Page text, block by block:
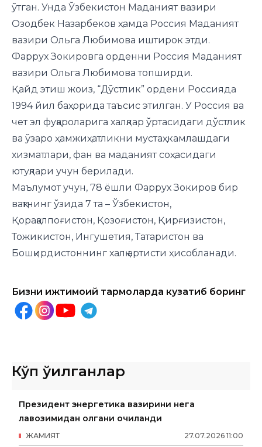
ўтган. Унда Ўзбекистон Маданият вазири
Озодбек Назарбеков ҳамда Россия Маданият
вазири Ольга Любимова иштирок этди.
Фаррух Зокировга орденни Россия Маданият
вазири Ольга Любимова топширди.
Қайд этиш жоиз, “Дўстлик” ордени Россияда
1994 йил баҳорида таъсис этилган. У Россия ва
чет эл фуқароларига халқлар ўртасидаги дўстлик
ва ўзаро ҳамжиҳатликни мустаҳкамлашдаги
хизматлари, фан ва маданият соҳасидаги
ютуқлари учун берилади.
Маълумот учун, 78 ёшли Фаррух Зокиров бир
вақтнинг ўзида 7 та – Ўзбекистон,
Қорақалпоғистон, Қозоғистон, Қирғизистон,
Тожикистон, Ингушетия, Татаристон ва
Бошқирдистоннинг халқ артисти ҳисобланади.
Бизни ижтимоий тармоқларда кузатиб боринг
Кўп ўқилганлар
Президент энергетика вазирини нега
лавозимидан олгани очиқланди
27.07.2026 11:00
ЖАМИЯТ